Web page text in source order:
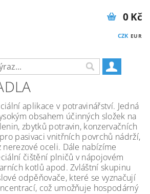
CZK EUR
0 Kč
aplikace v potravinářství. Jedná
obsahem účinných složek na
zbytků potravin, konzervačních
pasivaci vnitřních povrchů nádrží,
oceli. Dále nabízíme
čištění plničů v nápojovém
kotlů apod. Zvláštní skupinu
odpěňovače, které se vyznačují
což umožňuje hospodárný